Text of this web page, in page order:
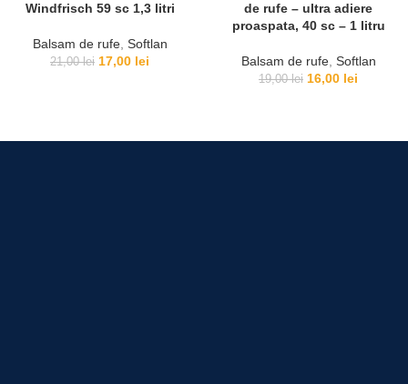
Windfrisch 59 sc 1,3 litri
Balsam de rufe, Softlan
21,00lei 17,00 lei
de rufe – ultra adiere
proaspata, 40 sc – 1 litru
Balsam de rufe, Softlan
19,00lei 16,00 lei